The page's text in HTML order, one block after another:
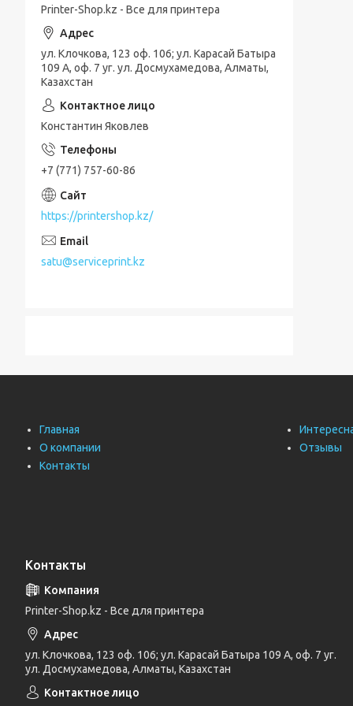
Printer-Shop.kz - Все для принтера
ул. Клочкова, 123 оф. 106; ул. Карасай Батыра
109 А, оф. 7 уг. ул. Досмухамедова, Алматы,
Казахстан
Константин Яковлев
+7 (771) 757-60-86
https://printershop.kz/
satu@serviceprint.kz
Главная
О компании
Контакты
Отзывы
Контакты
Printer-Shop.kz - Все для принтера
ул. Клочкова, 123 оф. 106; ул. Карасай Батыра 109 А, оф. 7 уг.
ул. Досмухамедова, Алматы, Казахстан